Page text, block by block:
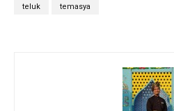
teluk temasya